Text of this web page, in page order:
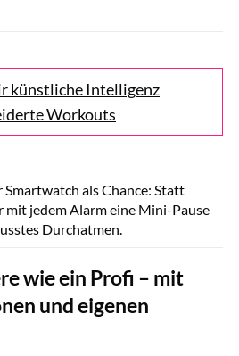
künstliche Intelligenz
Workouts
Smartwatch als Chance: Statt
mit jedem Alarm eine Mini-Pause
Durchatmen.
wie ein Profi – mit
und eigenen